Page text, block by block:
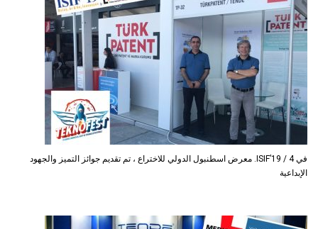
في ISIF’19 / 4. معرض اسطنبول الدولي للاختراع ، تم تقديم جوائز التميز والجهود
الإبداعية